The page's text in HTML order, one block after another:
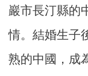
巖市長汀縣的
情。結婚生子
熟的中國，成